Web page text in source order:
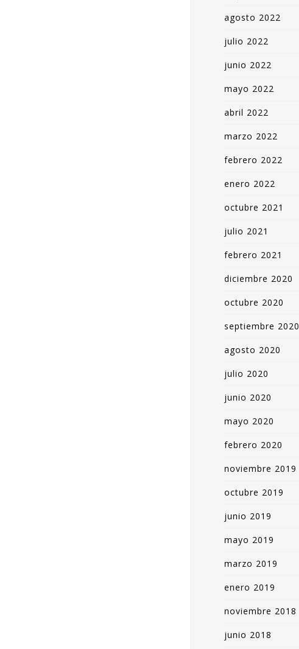
agosto 2022
julio 2022
junio 2022
mayo 2022
abril 2022
marzo 2022
febrero 2022
enero 2022
octubre 2021
julio 2021
febrero 2021
diciembre 2020
octubre 2020
septiembre 2020
agosto 2020
julio 2020
junio 2020
mayo 2020
febrero 2020
noviembre 2019
octubre 2019
junio 2019
mayo 2019
marzo 2019
enero 2019
noviembre 2018
junio 2018